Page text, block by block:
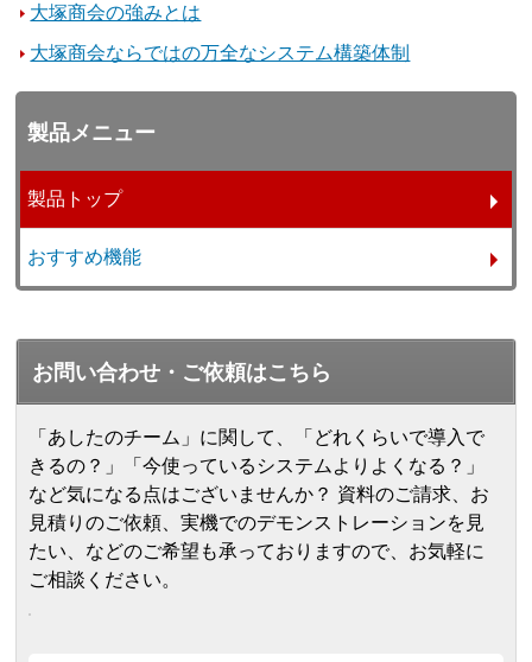
大塚商会の強みとは
大塚商会ならではの万全なシステム構築体制
製品メニュー
製品トップ
おすすめ機能
お問い合わせ・ご依頼はこちら
「あしたのチーム」に関して、「どれくらいで導入で
きるの？」「今使っているシステムよりよくなる？」
など気になる点はございませんか？ 資料のご請求、お
見積りのご依頼、実機でのデモンストレーションを見
たい、などのご希望も承っておりますので、お気軽に
ご相談ください。